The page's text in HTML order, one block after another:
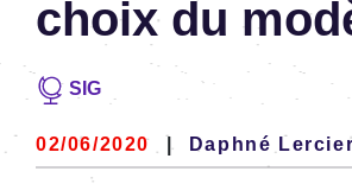
choix du
SIG
02/06/2020 | Daphné Lercier